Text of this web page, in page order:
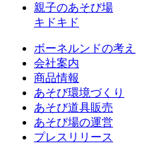
親子のあそび場
キドキド
ボーネルンドの考え
会社案内
商品情報
あそび環境づくり
あそび道具販売
あそび場の運営
プレスリリース